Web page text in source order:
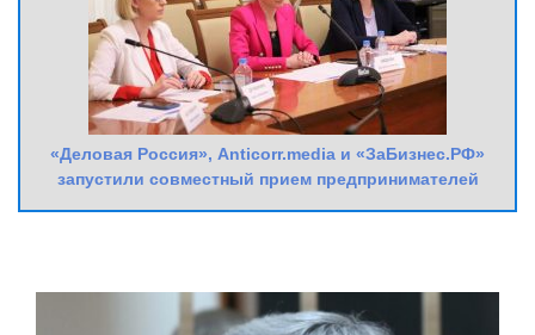
«Деловая Россия», Anticorr.media и «ЗаБизнес.РФ»
запустили совместный прием предпринимателей